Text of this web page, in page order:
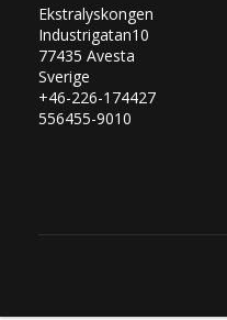
Ekstralyskongen
Industrigatan10
77435 Avesta
Sverige
+46-226-174427
556455-9010